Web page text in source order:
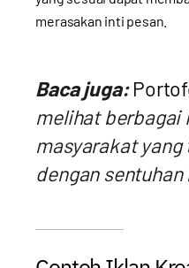
merasakan inti pesan.
Baca juga:
melihat berbagai
masyarakat
dengan